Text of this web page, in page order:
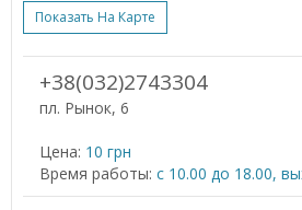
Показать На Карте
+38(032)2743304
пл. Рынок, 6
Цена: 10 грн
Время работы: с 10.00 до 18.00,